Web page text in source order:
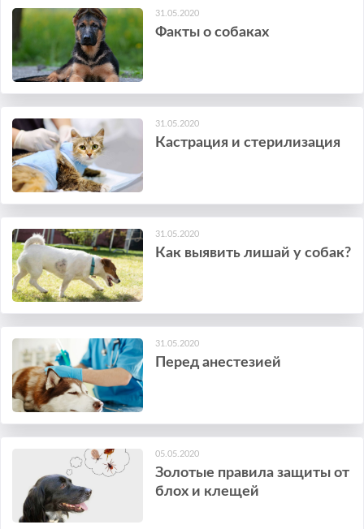
31.05.2020
Факты о собаках
31.05.2020
Кастрация и стерилизация
31.05.2020
Как выявить лишай у собак?
31.05.2020
Перед анестезией
05.05.2020
Золотые правила защиты от
блох и клещей